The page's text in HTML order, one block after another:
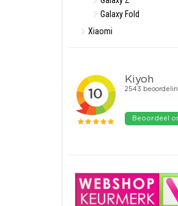
Galaxy Fold
Xiaomi